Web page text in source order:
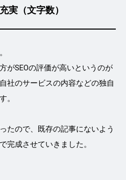
実（文字数）
がSEOの評価が高いというのが
社のサービスの内容などの独自
。
たので、既存の記事にないよう
完成させていきました。